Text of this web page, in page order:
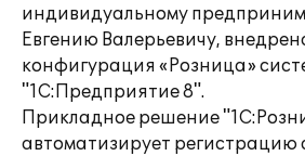
индивидуальному
Евгению Валерьевичу,
конфигурация «Розница»
"1С:Предприятие 8".
Прикладное решение
автоматизирует